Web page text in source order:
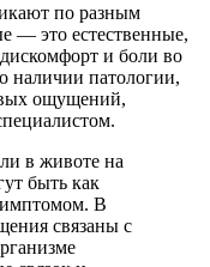
по разным
— это естественные,
и боли во
наличии патологии,
ощущений,
в животе на
быть как
В
связаны с